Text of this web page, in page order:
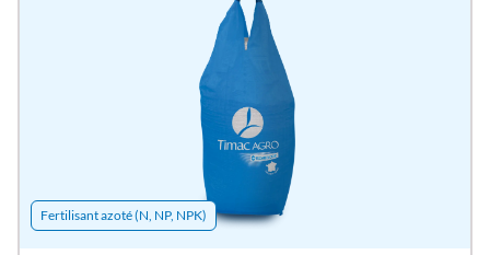
Fertilisant azoté (N, NP, NPK)